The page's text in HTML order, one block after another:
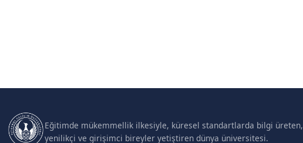
Eğitimde mükemmellik ilkesiyle, küresel standartlarda bilgi üreten,
yenilikçi ve girişimci bireyler yetiştiren dünya üniversitesi.